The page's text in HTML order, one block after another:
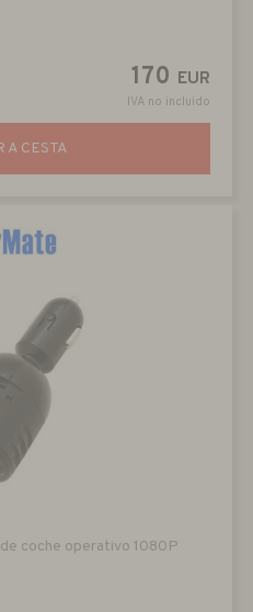
170 EUR
IVA no incluido
A CESTA
coche operativo 1080P